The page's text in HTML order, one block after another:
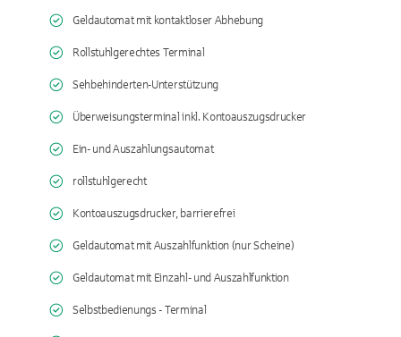
Geldautomat mit kontaktloser Abhebung
Rollstuhlgerechtes Terminal
Sehbehinderten-Unterstützung
Überweisungsterminal inkl. Kontoauszugsdrucker
Ein- und Auszahlungsautomat
rollstuhlgerecht
Kontoauszugsdrucker, barrierefrei
Geldautomat mit Auszahlfunktion (nur Scheine)
Geldautomat mit Einzahl- und Auszahlfunktion
Selbstbedienungs - Terminal